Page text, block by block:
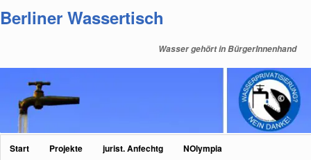
primären
Berliner Wassertisch
Wasser gehört in BürgerInnenhand
Hauptmenü
Start Projekte jurist. Anfechtg NOlympia